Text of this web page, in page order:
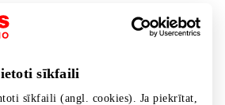
sīkfaili
sīkfaili (angl. cookies). Ja piekrītat,
украшения доступными
это история о радости: радости
украшать себя и дарить
относясь к происходящему.